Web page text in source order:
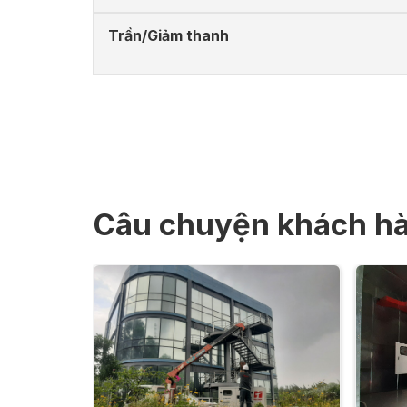
Trần/Giảm thanh
Câu chuyện khách